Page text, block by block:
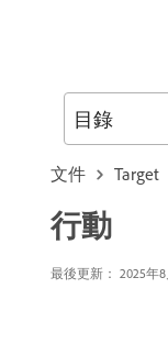
文件 Target
行動
最後更新： 2025年8
目錄